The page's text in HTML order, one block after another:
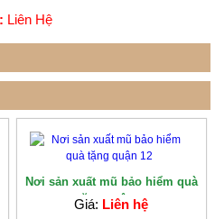
Liên Hệ
Nơi sản xuất mũ bảo hiểm quà
tặng quận...
Giá: Liên hệ